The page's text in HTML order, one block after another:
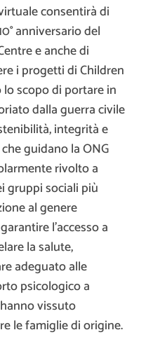
consentirà di
anniversario del
e anche di
i progetti di Children
scopo di portare in
dalla guerra civile
integrità e
guidano la ONG
rivolto a
gruppi sociali più
al genere
l’accesso a
la salute,
adeguato alle
psicologico a
vissuto
le famiglie di origine.